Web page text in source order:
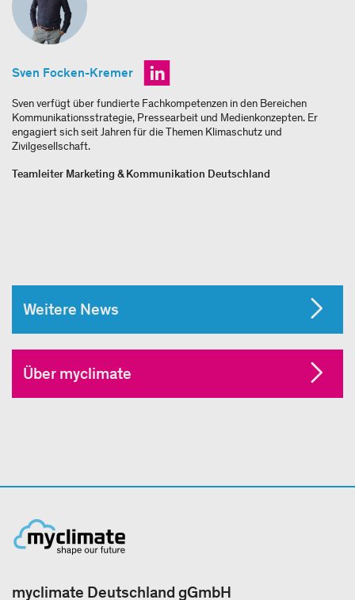
Sven Focken-Kremer
Sven verfügt über fundierte Fachkompetenzen in den Bereichen
Kommunikationsstrategie, Pressearbeit und Medienkonzepten. Er
engagiert sich seit Jahren für die Themen Klimaschutz und
Zivilgesellschaft.
Teamleiter Marketing & Kommunikation Deutschland
Weitere News
Über myclimate
myclimate Deutschland gGmbH